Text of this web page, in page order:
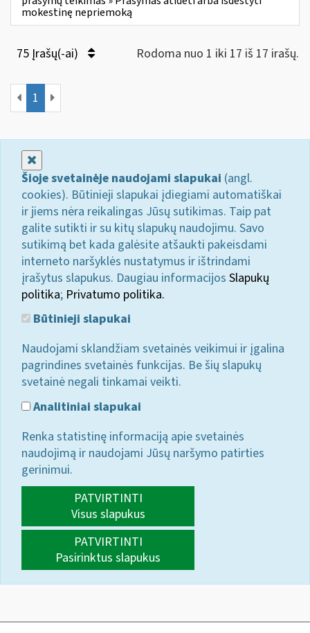
mokestinę nepriemoką
75 Įrašų(-ai) Rodoma nuo 1 iki 17 iš 17 irašų.
1
Šioje svetainėje naudojami slapukai (angl.
cookies). Būtinieji slapukai įdiegiami automatiškai
ir jiems nėra reikalingas Jūsų sutikimas. Taip pat
galite sutikti ir su kitų slapukų naudojimu. Savo
sutikimą bet kada galėsite atšaukti pakeisdami
interneto naršyklės nustatymus ir ištrindami
įrašytus slapukus. Daugiau informacijos Slapukų
politika; Privatumo politika.
Būtinieji slapukai
Naudojami sklandžiam svetainės veikimui ir įgalina
pagrindines svetainės funkcijas. Be šių slapukų
svetainė negali tinkamai veikti.
Analitiniai slapukai
Renka statistinę informaciją apie svetainės
naudojimą ir naudojami Jūsų naršymo patirties
gerinimui.
PATVIRTINTI
Visus slapukus
PATVIRTINTI
Pasirinktus slapukus